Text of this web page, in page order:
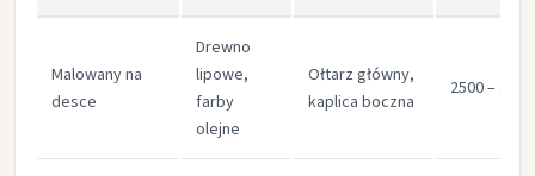
Malowany na
desce
Drewno
lipowe,
farby
olejne
Ołtarz główny,
kaplica boczna
2500 – 12